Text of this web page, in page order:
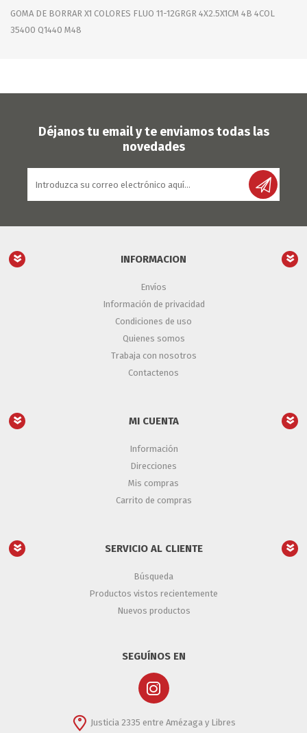
GOMA DE BORRAR X1 COLORES FLUO 11-12GRGR 4X2.5X1CM 4B 4COL
35400 Q1440 M48
Déjanos tu email y te enviamos todas las
novedades
INFORMACION
Envíos
Información de privacidad
Condiciones de uso
Quienes somos
Trabaja con nosotros
Contactenos
MI CUENTA
Información
Direcciones
Mis compras
Carrito de compras
SERVICIO AL CLIENTE
Búsqueda
Productos vistos recientemente
Nuevos productos
SEGUÍNOS EN
Justicia 2335 entre Amézaga y Libres